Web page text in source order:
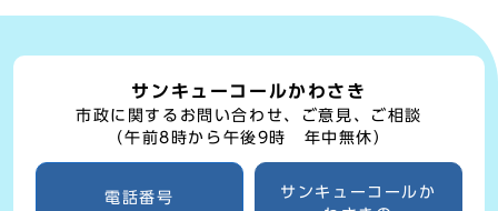
サンキューコールかわさき
市政に関するお問い合わせ、ご意見、ご相談
（午前8時から午後9時 年中無休）
電話番号
サンキューコールか